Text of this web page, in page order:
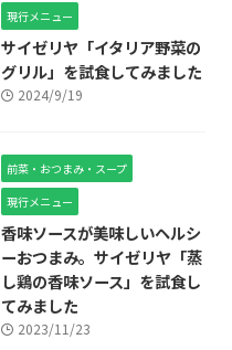
現行メニュー
サイゼリヤ「イタリア野菜の
グリル」を試食してみました
2024/9/19
前菜・おつまみ・スープ
現行メニュー
香味ソースが美味しいヘルシ
ーおつまみ。サイゼリヤ「蒸
し鶏の香味ソース」を試食し
てみました
2023/11/23